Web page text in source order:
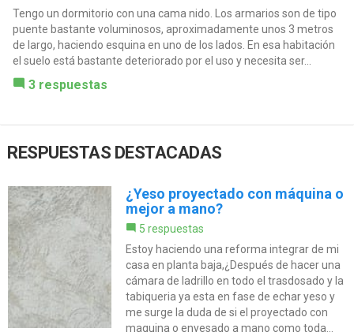
Tengo un dormitorio con una cama nido. Los armarios son de tipo
puente bastante voluminosos, aproximadamente unos 3 metros
de largo, haciendo esquina en uno de los lados. En esa habitación
el suelo está bastante deteriorado por el uso y necesita ser...
3 respuestas
RESPUESTAS DESTACADAS
¿Yeso proyectado con máquina o
mejor a mano?
5 respuestas
Estoy haciendo una reforma integrar de mi
casa en planta baja,¿Después de hacer una
cámara de ladrillo en todo el trasdosado y la
tabiqueria ya esta en fase de echar yeso y
me surge la duda de si el proyectado con
maquina o enyesado a mano como toda...